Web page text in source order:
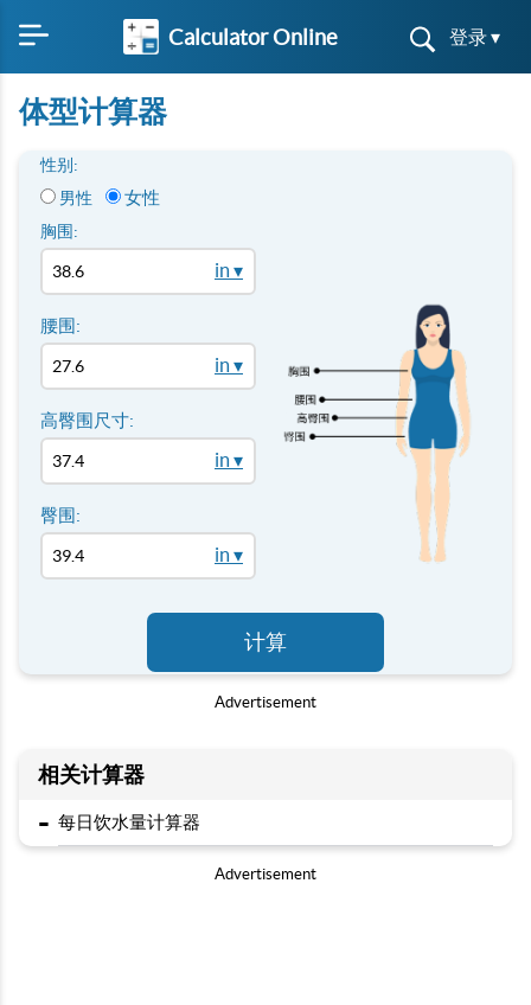
Calculator Online 登录 ▾
体型计算器
性别:
男性
女性
胸围:
in ▾
腰围:
in ▾
高臀围尺寸:
in ▾
臀围:
in ▾
计算
Advertisement
相关计算器
- 每日饮水量计算器
Advertisement